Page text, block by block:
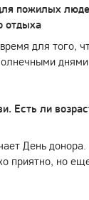
пожилых
отдыха
для того,
Есть ли
День
приятно, но